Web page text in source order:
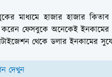
মাধ্যমে হাজার হাজার কিতাব
ফেসবুকে অনেকেই ইনকামের
থেকে ডলার ইনকামের
দেখুন